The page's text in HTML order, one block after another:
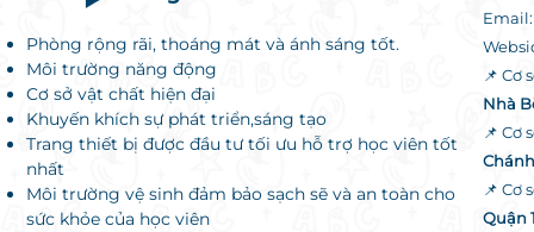
Phòng rộng rãi, thoáng mát và ánh sáng tốt.
Môi trường năng động
Cơ sở vật chất hiện đại
Khuyến khích sự phát triển,sáng tạo
Trang thiết bị được đầu tư tối ưu hỗ trợ học viên tốt
nhất
Môi trường vệ sinh đảm bảo sạch sẽ và an toàn cho
sức khỏe của học viên
📌 Cơ
Nhà
📌 Cơ
📌 Cơ
Quận